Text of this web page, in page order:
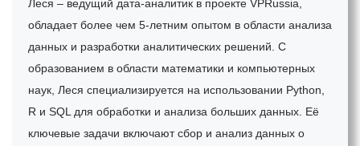
Леся – ведущий дата-аналитик в проекте VPRussia,
обладает более чем 5-летним опытом в области анализа
данных и разработки аналитических решений. С
образованием в области математики и компьютерных
наук, Леся специализируется на использовании Python,
R и SQL для обработки и анализа больших данных. Её
ключевые задачи включают сбор и анализ данных о